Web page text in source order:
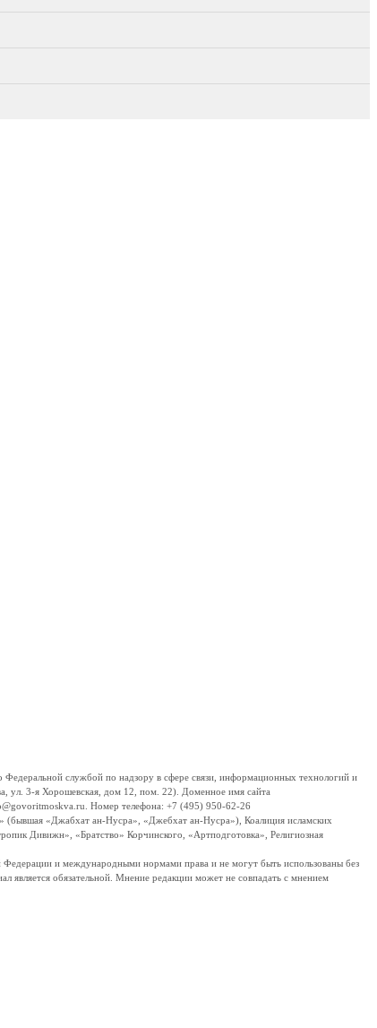
службой по надзору в сфере связи, информационных технологий и
ул. 3-я Хорошевская, дом 12, пом. 22). Доменное имя сайта
Номер телефона: +7 (495) 950-62-26
(бывшая «Джабхат ан-Нусра», «Джебхат ан-Нусра»), Коалиция исламских
Дивижн», «Братство» Корчинского, «Артподготовка», Религиозная
Федерации и международными нормами права и не могут быть использованы без
является обязательной. Мнение редакции может не совпадать с мнением